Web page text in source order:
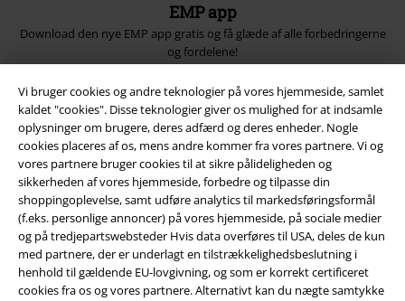
Vi bruger cookies og andre teknologier på vores hjemmeside, samlet
kaldet "cookies". Disse teknologier giver os mulighed for at indsamle
oplysninger om brugere, deres adfærd og deres enheder. Nogle
cookies placeres af os, mens andre kommer fra vores partnere. Vi og
vores partnere bruger cookies til at sikre pålideligheden og
sikkerheden af ​​vores hjemmeside, forbedre og tilpasse din
shoppingoplevelse, samt udføre analytics til markedsføringsformål
(f.eks. personlige annoncer) på vores hjemmeside, på sociale medier
og på tredjepartswebsteder Hvis data overføres til USA, deles de kun
med partnere, der er underlagt en tilstrækkelighedsbeslutning i
henhold til gældende EU-lovgivning, og som er korrekt certificeret
cookies fra os og vores partnere. Alternativt kan du nægte samtykke
EMP app
Download den nye EMP app gratis og få glæde af alle forbedringerne
og fordelene!
A Warner Music Group Company